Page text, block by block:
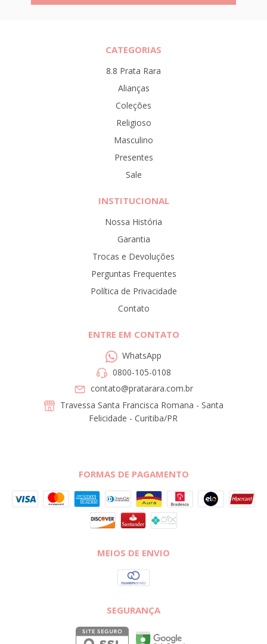
CATEGORIAS
8.8 Prata Rara
Alianças
Coleções
Religioso
Masculino
Presentes
Sale
INSTITUCIONAL
Nossa História
Garantia
Trocas e Devoluções
Perguntas Frequentes
Política de Privacidade
Contato
ENTRE EM CONTATO
WhatsApp
0800-105-0108
contato@pratarara.com.br
Travessa Santa Francisca Romana - Santa
Felicidade - Curitiba/PR
FORMAS DE PAGAMENTO
MEIOS DE ENVIO
SEGURANÇA